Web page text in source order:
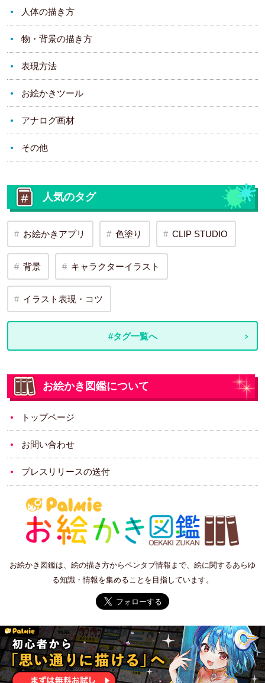
人体の描き方
物・背景の描き方
表現方法
お絵かきツール
アナログ画材
その他
人気のタグ
お絵かきアプリ 色塗り CLIP STUDIO
背景 キャラクターイラスト
イラスト表現・コツ
#タグ一覧へ
お絵かき図鑑について
トップページ
お問い合わせ
プレスリリースの送付
お絵かき図鑑は、絵の描き方からペンタブ情報まで、絵に関するあらゆ
る知識・情報を集めることを目指しています。